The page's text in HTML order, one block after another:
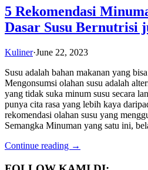
5 Rekomendasi
Dasar Susu Bernutrisi
Kuliner·June 22, 2023
Susu adalah bahan makanan yang
Mengonsumsi olahan susu adalah
yang tidak suka minum susu secara
punya cita rasa yang lebih kaya
rekomendasi olahan susu yang
Semangka Minuman yang satu ini,
Continue reading →